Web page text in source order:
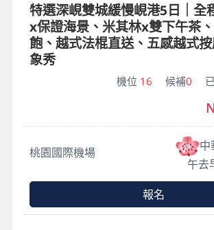
特選深峴雙城緩慢峴港5日｜全
x保證海景、米其林x雙下午茶
飽、越式法棍直送、五感越式
象秀
機位 16 候補0
桃園國際機場
中
午去
報名